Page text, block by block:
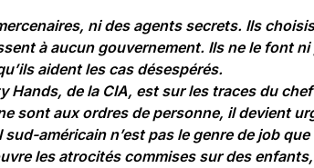
ni des agents secrets. Ils
à aucun gouvernement. Ils ne le font
aident les cas désespérés.
Hands, de la CIA, est sur les traces du
sont aux ordres de personne, il devient
américain n’est pas le genre de job
les atrocités commises sur des